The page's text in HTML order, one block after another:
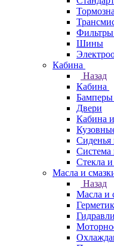
Фильтры
Шины
Кабина
Назад
Кабина
Двери
Кабина
Сиденья
Система
Стекла и
Масла и
Назад
Масла и